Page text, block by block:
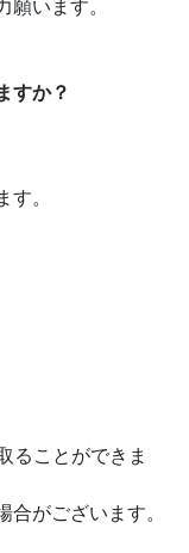
います。
すか？
す。
ることができま
がございます。